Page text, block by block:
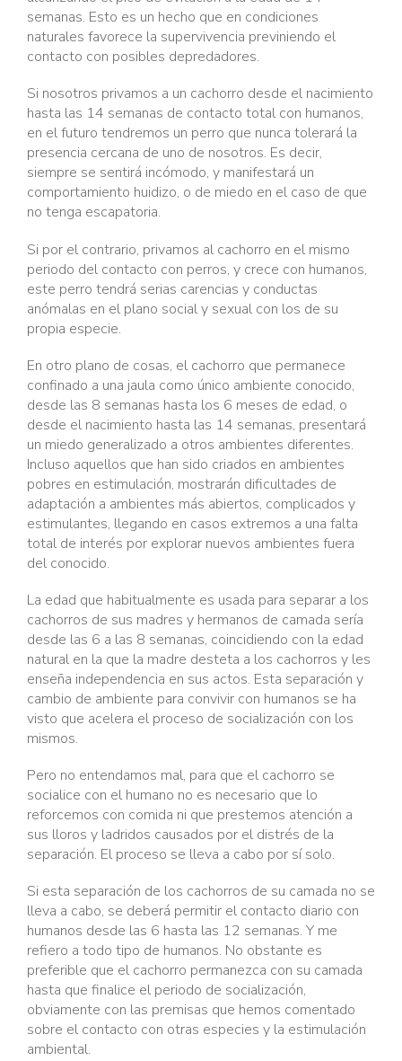
semanas. Esto es un hecho que en condiciones
naturales favorece la supervivencia previniendo el
contacto con posibles depredadores.
Si nosotros privamos a un cachorro desde el nacimiento
hasta las 14 semanas de contacto total con humanos,
en el futuro tendremos un perro que nunca tolerará la
presencia cercana de uno de nosotros. Es decir,
siempre se sentirá incómodo, y manifestará un
comportamiento huidizo, o de miedo en el caso de que
no tenga escapatoria.
Si por el contrario, privamos al cachorro en el mismo
periodo del contacto con perros, y crece con humanos,
este perro tendrá serias carencias y conductas
anómalas en el plano social y sexual con los de su
propia especie.
En otro plano de cosas, el cachorro que permanece
confinado a una jaula como único ambiente conocido,
desde las 8 semanas hasta los 6 meses de edad, o
desde el nacimiento hasta las 14 semanas, presentará
un miedo generalizado a otros ambientes diferentes.
Incluso aquellos que han sido criados en ambientes
pobres en estimulación, mostrarán dificultades de
adaptación a ambientes más abiertos, complicados y
estimulantes, llegando en casos extremos a una falta
total de interés por explorar nuevos ambientes fuera
del conocido.
La edad que habitualmente es usada para separar a los
cachorros de sus madres y hermanos de camada sería
desde las 6 a las 8 semanas, coincidiendo con la edad
natural en la que la madre desteta a los cachorros y les
enseña independencia en sus actos. Esta separación y
cambio de ambiente para convivir con humanos se ha
visto que acelera el proceso de socialización con los
mismos.
Pero no entendamos mal, para que el cachorro se
socialice con el humano no es necesario que lo
reforcemos con comida ni que prestemos atención a
sus lloros y ladridos causados por el distrés de la
separación. El proceso se lleva a cabo por sí solo.
Si esta separación de los cachorros de su camada no se
lleva a cabo, se deberá permitir el contacto diario con
humanos desde las 6 hasta las 12 semanas. Y me
refiero a todo tipo de humanos. No obstante es
preferible que el cachorro permanezca con su camada
hasta que finalice el periodo de socialización,
obviamente con las premisas que hemos comentado
sobre el contacto con otras especies y la estimulación
ambiental.